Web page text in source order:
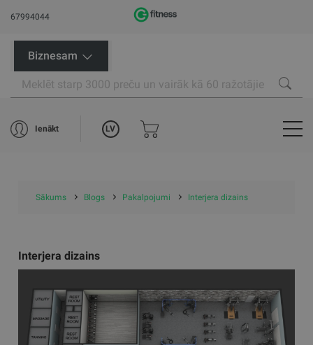
67994044
Biznesam
Ienākt LV
Sākums Blogs Pakalpojumi Interjera dizains
Interjera dizains